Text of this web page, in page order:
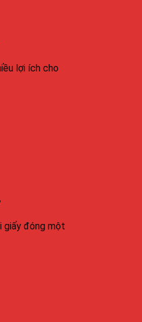
lợi ích cho
giấy đóng một